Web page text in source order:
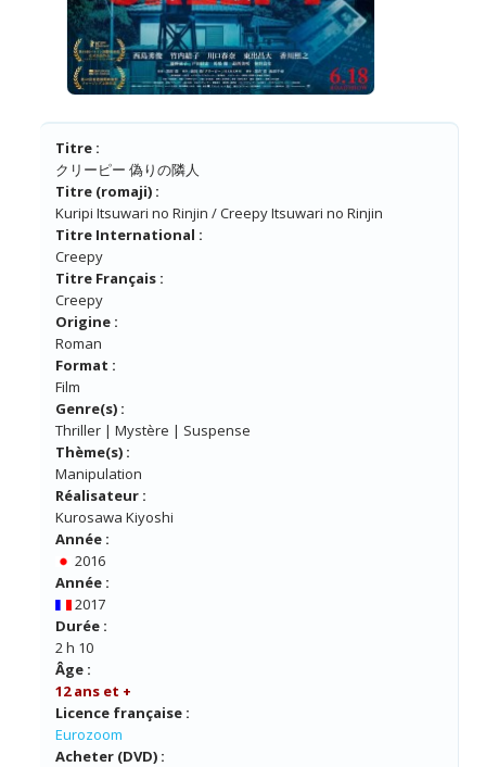
Titre :
クリーピー 偽りの隣人
Titre (romaji) :
Kuripi Itsuwari no Rinjin / Creepy Itsuwari no Rinjin
Titre International :
Creepy
Titre Français :
Creepy
Origine :
Roman
Format :
Film
Genre(s) :
Thriller | Mystère | Suspense
Thème(s) :
Manipulation
Réalisateur :
Kurosawa Kiyoshi
Année :
2016
Année :
2017
Durée :
2 h 10
Âge :
12 ans et +
Licence française :
Eurozoom
Acheter (DVD) :